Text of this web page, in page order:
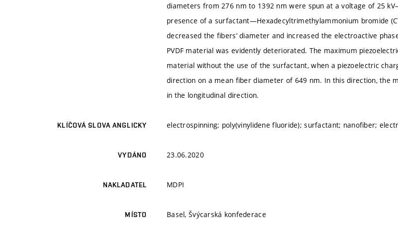
diameters from 276 nm to 1392 nm were spun at a voltage of 25
presence of a surfactant—Hexadecyltrimethylammonium bromide
decreased the fibers’ diameter and increased the electroactive
PVDF material was evidently deteriorated. The maximum
material without the use of the surfactant, when a piezoelectric
direction on a mean fiber diameter of 649 nm. In this direction, the
in the longitudinal direction.
KLÍČOVÁ SLOVA ANGLICKY electrospinning; poly(vinylidene fluoride); surfactant; nanofiber;
VYDÁNO 23.06.2020
NAKLADATEL MDPI
MÍSTO Basel, Švýcarská konfederace